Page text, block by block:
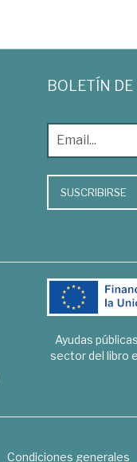
BOLETÍN DE
SUSCRIBIRSE
Ayudas
sector del libro
Condiciones generales